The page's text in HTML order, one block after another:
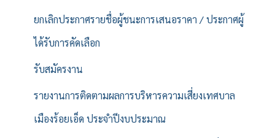
ยกเลิกประกาศรายชื่อผู้ชนะการเสนอราคา / ประกาศผู้
ได้รับการคัดเลือก
รับสมัครงาน
รายงานการติดตามผลการบริหารความเสี่ยงเทศบาล
เมืองร้อยเอ็ด ประจำปีงบประมาณ